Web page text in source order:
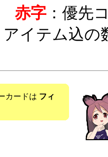
赤字 ：優先
イテム込の
カードは フィ